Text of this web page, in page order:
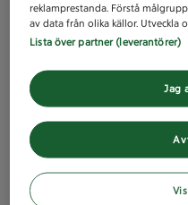
reklamprestanda. Förstå
av data från olika källor. Utveckla
Lista över partner (leverantörer)
Jag